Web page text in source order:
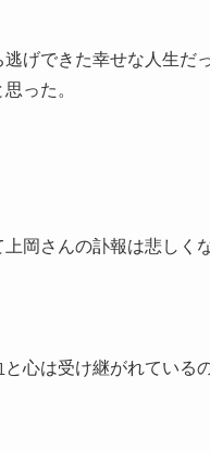
げできた幸せな人生だ
った。
岡さんの訃報は悲しく
心は受け継がれている